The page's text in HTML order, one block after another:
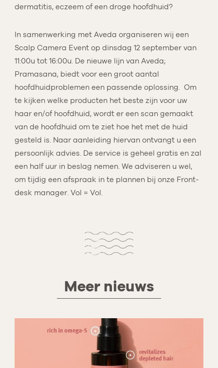
dermatitis, eczeem of een droge hoofdhuid?
In samenwerking met Aveda organiseren wij een
Scalp Camera Event op dinsdag 12 september van
11:00u tot 16:00u. De nieuwe lijn van Aveda;
Pramasana, biedt voor een groot aantal
hoofdhuidproblemen een passende oplossing. Om
te kijken welke producten het beste zijn voor uw
haar en/of hoofdhuid, wordt er een scan gemaakt
van de hoofdhuid om te ziet hoe het met de huid
gesteld is. Naar aanleiding hiervan ontvangt u een
persoonlijk advies. De service is geheel gratis en zal
een half uur in beslag nemen. We adviseren u wel,
om tijdig een afspraak in te plannen bij onze Front-
desk manager. Vol = Vol.
Meer nieuws